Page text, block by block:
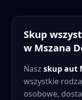
Skup
w Mszana
Nasz skup aut
wszystkie
osobowe,